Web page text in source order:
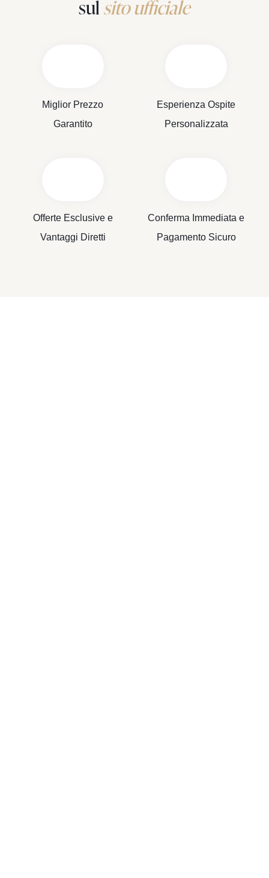
sulsito ufficiale
Miglior Prezzo
Garantito
Esperienza Ospite
Personalizzata
Offerte Esclusive e
Vantaggi Diretti
Conferma Immediata e
Pagamento Sicuro